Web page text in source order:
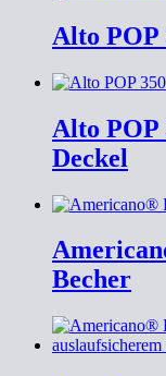
Alto POP
Alto POP
Deckel
Becher